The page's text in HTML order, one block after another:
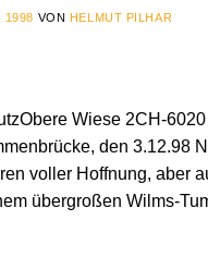
1998 VON HELMUT PILHAR
Wiese 2CH-
den 3.12.98
voller Hoffnung, aber
übergroßen Wilms-